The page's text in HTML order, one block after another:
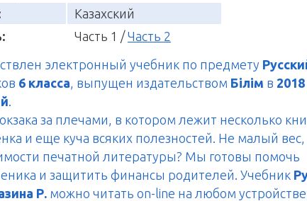
Казахский
Часть 1 /Часть 2
электронный учебник по предмету
6 класса , выпущен издательством Білім в
за плечами, в котором лежит несколько
и еще куча всяких полезностей. Не малый вес,
печатной литературы? Мы готовы помочь
и защитить финансы родителей. Учебник
Р. можно читать on-line на любом устройстве,